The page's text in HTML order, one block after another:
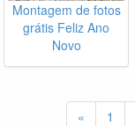
Montagem de fotos
grátis Feliz Ano
Novo
« 1